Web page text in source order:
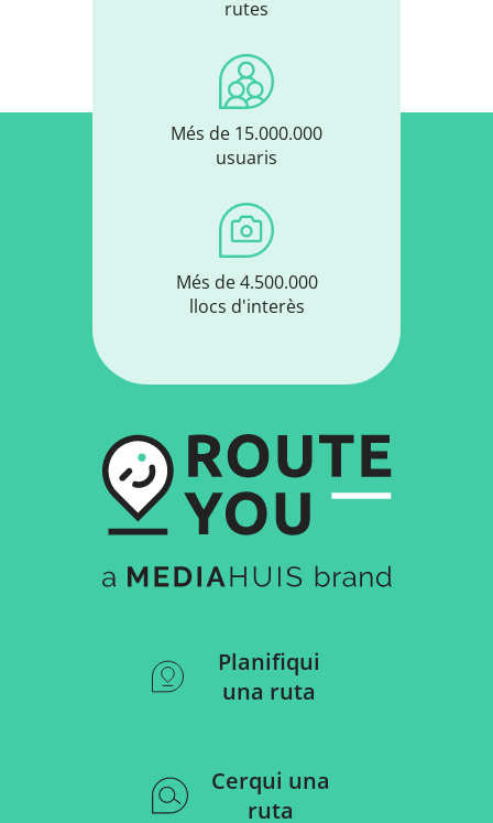
rutes
Més de 15.000.000
usuaris
Més de 4.500.000
llocs d'interès
Planifiqui
una ruta
Cerqui una
ruta